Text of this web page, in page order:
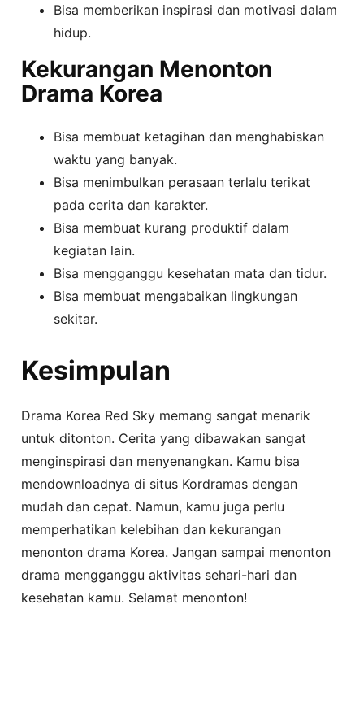
Bisa memberikan inspirasi dan motivasi dalam
hidup.
Kekurangan Menonton
Drama Korea
Bisa membuat ketagihan dan menghabiskan
waktu yang banyak.
Bisa menimbulkan perasaan terlalu terikat
pada cerita dan karakter.
Bisa membuat kurang produktif dalam
kegiatan lain.
Bisa mengganggu kesehatan mata dan tidur.
Bisa membuat mengabaikan lingkungan
sekitar.
Kesimpulan
Drama Korea Red Sky memang sangat menarik
untuk ditonton. Cerita yang dibawakan sangat
menginspirasi dan menyenangkan. Kamu bisa
mendownloadnya di situs Kordramas dengan
mudah dan cepat. Namun, kamu juga perlu
memperhatikan kelebihan dan kekurangan
menonton drama Korea. Jangan sampai menonton
drama mengganggu aktivitas sehari-hari dan
kesehatan kamu. Selamat menonton!